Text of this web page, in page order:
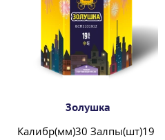
Золушка
Калибр(мм)30 Залпы(шт)19